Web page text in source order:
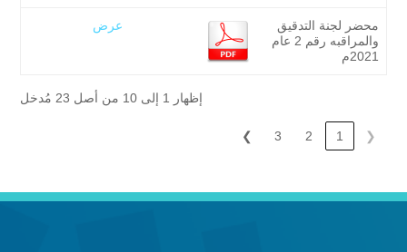
محضر لجنة التدقيق
والمراقبه رقم 2 عام
2021م
عرض
إظهار 1 إلى 10 من أصل 23 مُدخل
❮
1
2
3
❯